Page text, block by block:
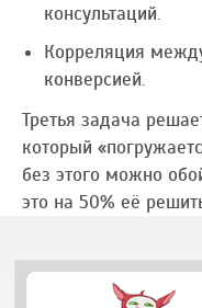
консультаций.
Корреляция
конверсией.
Третья задача
который
без этого можно
это на 50% её